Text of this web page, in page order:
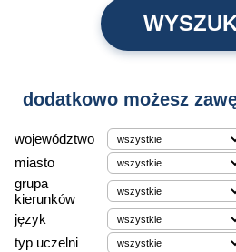
dodatkowo możesz
województwo
miasto
grupa
kierunków
język
typ uczelni